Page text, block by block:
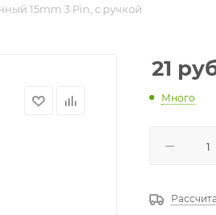
15mm 3 Pin, с ручкой
21
Много